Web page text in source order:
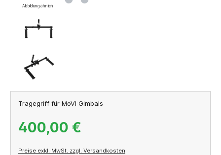
Abbildung ähnlich
Tragegriff für MoVI Gimbals
400,00 €
Preise exkl. MwSt. zzgl. Versandkosten